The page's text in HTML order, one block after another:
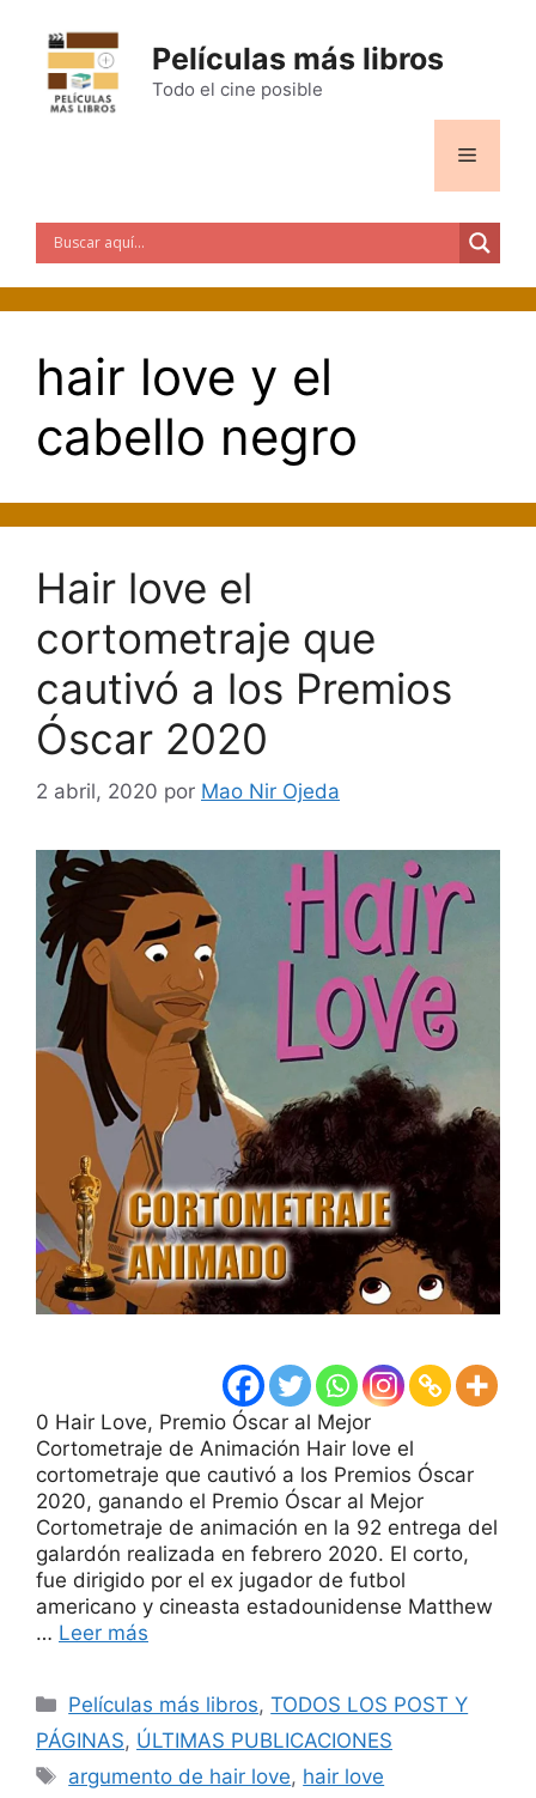
contenido
Películas más libros
Todo el cine posible
Menú
hair love y el
cabello negro
Hair love el
cortometraje que
cautivó a los Premios
Óscar 2020
2 abril, 2020 por Mao Nir Ojeda
0 Hair Love, Premio Óscar al Mejor
Cortometraje de Animación Hair love el
cortometraje que cautivó a los Premios Óscar
2020, ganando el Premio Óscar al Mejor
Cortometraje de animación en la 92 entrega del
galardón realizada en febrero 2020. El corto,
fue dirigido por el ex jugador de futbol
americano y cineasta estadounidense Matthew
… Leer más
Categorías
Películas más libros,TODOS LOS POST Y
PÁGINAS, ÚLTIMAS PUBLICACIONES
Etiquetas
argumento de hair love, hair love